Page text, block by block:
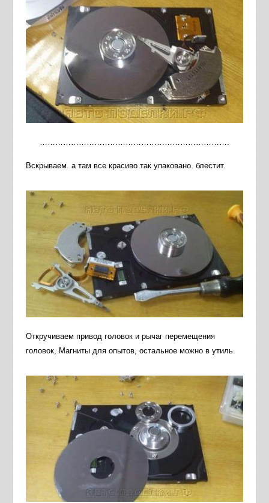
……………………………………………………………….
Вскрываем. а там все красиво так упаковано. блестит.
Откручиваем привод головок и рычаг перемещения
головок, Магниты для опытов, остальное можно в утиль.